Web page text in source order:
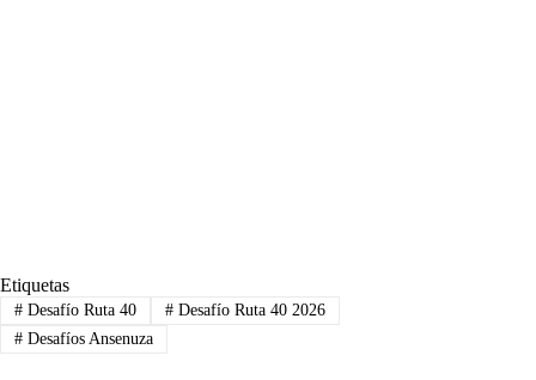
Etiquetas
#Desafío Ruta 40 #Desafío Ruta 40 2026
#Desafíos Ansenuza